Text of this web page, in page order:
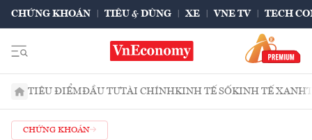
CHỨNG KHOÁN TIÊU & DÙNG XE VNE TV TECH
TIÊU ĐIỂMĐẦU TƯTÀI CHÍNHKINH TẾ SỐKINH TẾ XANH
CHỨNG KHOÁN